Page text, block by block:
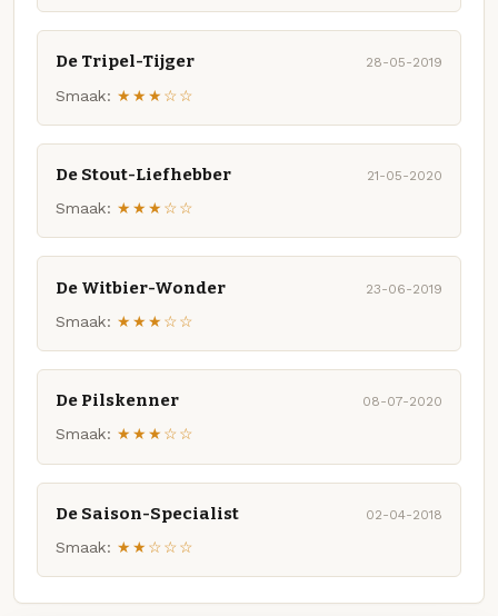
De Tripel-Tijger 28-05-2019
Smaak: ★★★☆☆
De Stout-Liefhebber 21-05-2020
Smaak: ★★★☆☆
De Witbier-Wonder 23-06-2019
Smaak: ★★★☆☆
De Pilskenner 08-07-2020
Smaak: ★★★☆☆
De Saison-Specialist 02-04-2018
Smaak: ★★☆☆☆